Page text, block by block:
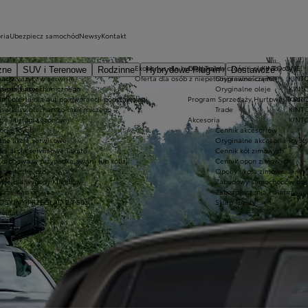
SUV i Terenowe Rodzinne Hybrydowe Plug-in
Dostawcze
Ekobonus dla hybryd Toyoty
Oferta dla osób z niepełnosprawnościami
Easy
KINTO ONE
wizyty w serwisie
mechanicznego
oferta dla aut po gwarancji podstawowej
blacharsko-lakierniczego
i usługi sezonowe
Toyoty
akcje serwisowe
akcja serwisowa Takata
drogowa w przypadku awarii lub kolizji
techniczne
dla wygody Klientów
on-line
PRZEGLĄD ZA 50zł
Oryginalne części i oleje Toyoty
Oryginalne części
Oryginalne oleje
Program Sprzedaży Hurtowej Trade
Trade
Akcesoria
Cennik akcesoriów
Oryginalne akcesoria Toyoty
Cennik kół zimowych
Cennik opon zimowych
Opony i koła zimowe
Zabudowy samochodów
Zabezpieczenia i alarmy
Sklep Toyoty
Ubezpiecz samochódNewsyKontakt